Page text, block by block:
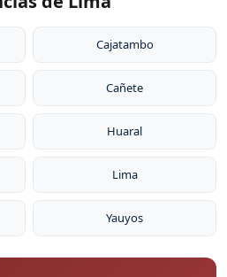
Cajatambo
Cañete
Huaral
Lima
Yauyos